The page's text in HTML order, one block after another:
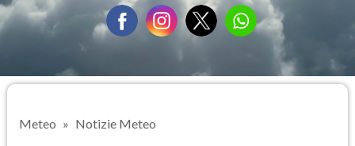
Meteo Notizie Meteo